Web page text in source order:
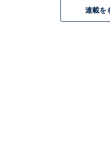
連載を